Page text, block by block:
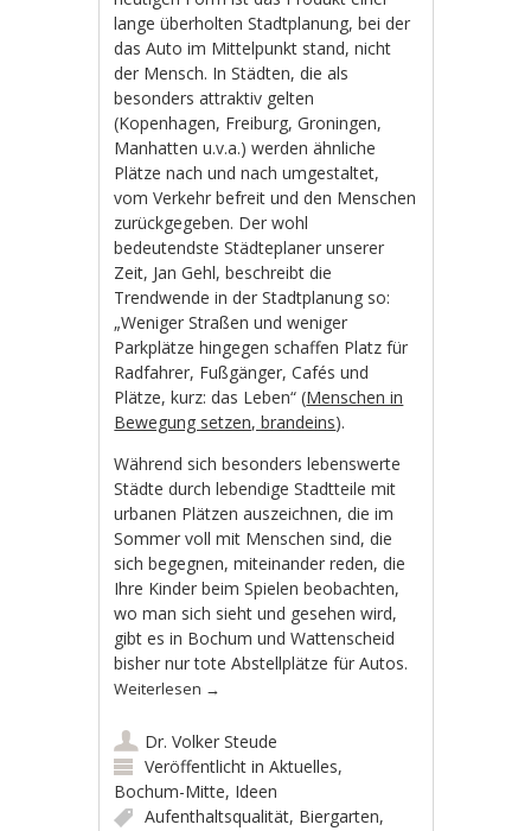
lange überholten Stadtplanung, bei der
das Auto im Mittelpunkt stand, nicht
der Mensch. In Städten, die als
besonders attraktiv gelten
(Kopenhagen, Freiburg, Groningen,
Manhatten u.v.a.) werden ähnliche
Plätze nach und nach umgestaltet,
vom Verkehr befreit und den Menschen
zurückgegeben. Der wohl
bedeutendste Städteplaner unserer
Zeit, Jan Gehl, beschreibt die
Trendwende in der Stadtplanung so:
„Weniger Straßen und weniger
Parkplätze hingegen schaffen Platz für
Radfahrer, Fußgänger, Cafés und
Plätze, kurz: das Leben“ (Menschen in
Bewegung setzen, brandeins).
Während sich besonders lebenswerte
Städte durch lebendige Stadtteile mit
urbanen Plätzen auszeichnen, die im
Sommer voll mit Menschen sind, die
sich begegnen, miteinander reden, die
Ihre Kinder beim Spielen beobachten,
wo man sich sieht und gesehen wird,
gibt es in Bochum und Wattenscheid
bisher nur tote Abstellplätze für Autos.
Weiterlesen →
Dr. Volker Steude
Veröffentlicht inAktuelles,
Bochum-Mitte, Ideen
Aufenthaltsqualität, Biergarten,